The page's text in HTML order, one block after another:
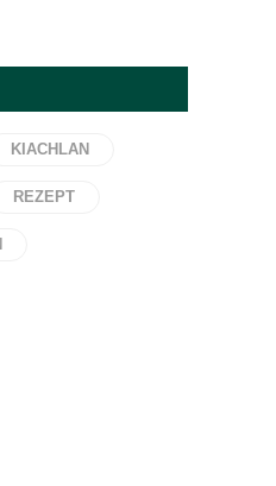
KIACHLAN
REZEPT